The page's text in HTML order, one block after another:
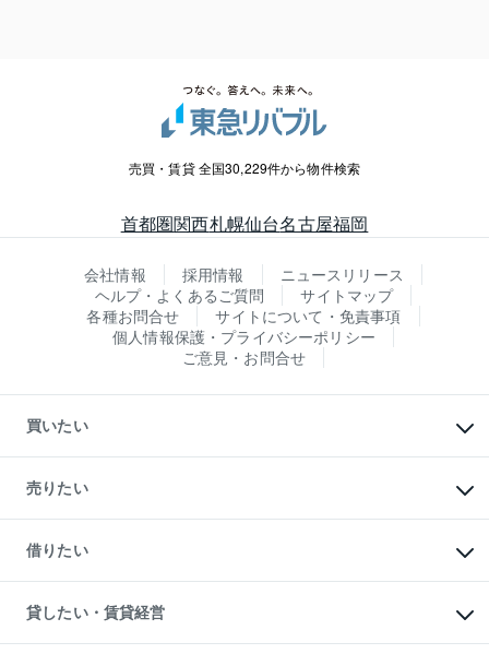
売買・賃貸 全国30,229件から物件検索
首都圏関西札幌仙台名古屋福岡
会社情報 採用情報
ニュースリリース
ヘルプ・よくあるご質問
サイトマップ
各種お問合せ
サイトについて・免責事項
個人情報保護・プライバシーポリシー
ご意見・お問合せ
買いたい
新築・分譲マンションの購入
中古マンションの購入
一戸建ての購入
中古一戸建ての購入
不動産購入の流れ
注目キーワード物件特集
購入ガイド
売りたい
一戸建ての売却・査定
土地の売却・査定
スピードAI査定
不動産査定について
不動産売却の流れ
借りたい
オフィス・店舗の賃貸
借りるときの流れ
借りるガイド
貸したい・賃貸経営